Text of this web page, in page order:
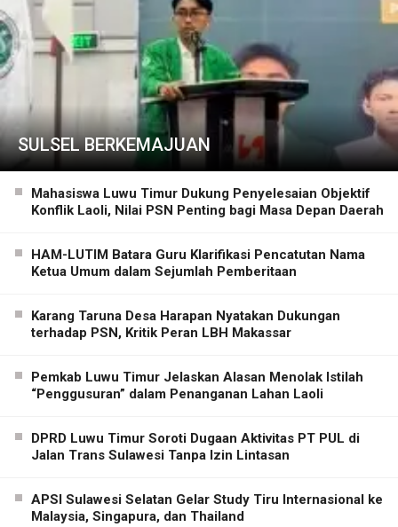
SULSEL BERKEMAJUAN
Mahasiswa Luwu Timur Dukung Penyelesaian Objektif
Konflik Laoli, Nilai PSN Penting bagi Masa Depan Daerah
HAM-LUTIM Batara Guru Klarifikasi Pencatutan Nama
Ketua Umum dalam Sejumlah Pemberitaan
Karang Taruna Desa Harapan Nyatakan Dukungan
terhadap PSN, Kritik Peran LBH Makassar
Pemkab Luwu Timur Jelaskan Alasan Menolak Istilah
“Penggusuran” dalam Penanganan Lahan Laoli
DPRD Luwu Timur Soroti Dugaan Aktivitas PT PUL di
Jalan Trans Sulawesi Tanpa Izin Lintasan
APSI Sulawesi Selatan Gelar Study Tiru Internasional ke
Malaysia, Singapura, dan Thailand